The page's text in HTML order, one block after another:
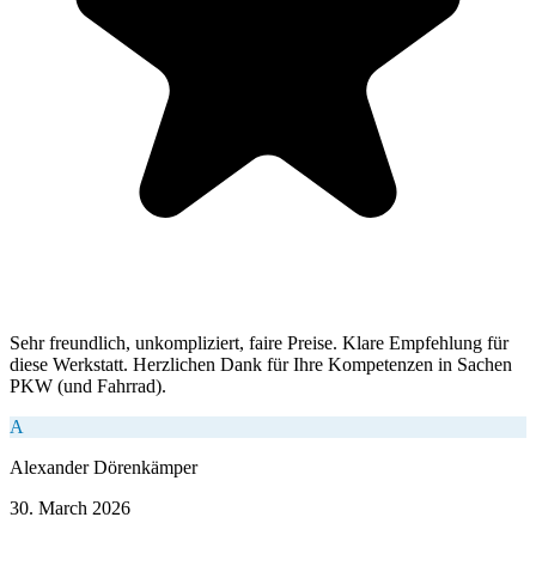
Sehr freundlich, unkompliziert, faire Preise. Klare Empfehlung für
diese Werkstatt. Herzlichen Dank für Ihre Kompetenzen in Sachen
PKW (und Fahrrad).
A
Alexander Dörenkämper
30. March 2026